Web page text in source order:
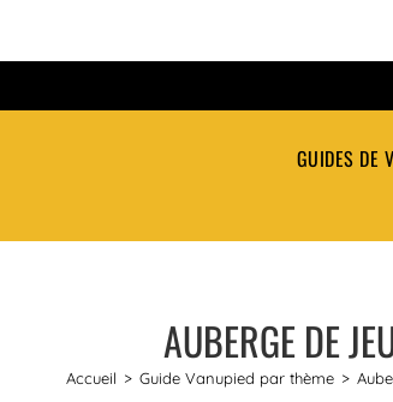
GUIDES DE
AUBERGE DE
Accueil > Guide Vanupied par thème >